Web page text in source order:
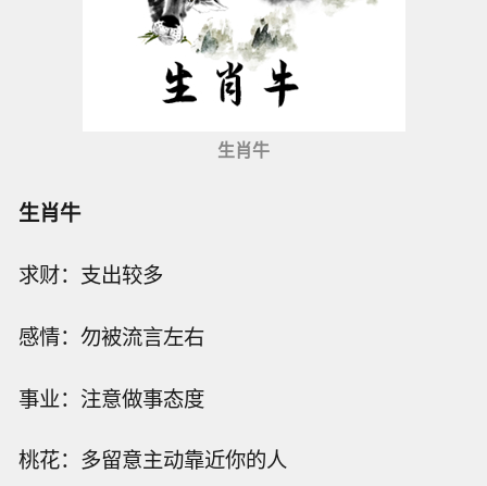
生肖牛
生肖牛
求财：支出较多
感情：勿被流言左右
事业：注意做事态度
桃花：多留意主动靠近你的人